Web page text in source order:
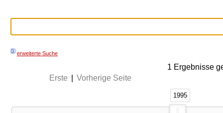
erweiterte Suche
1 Ergebnisse
Erste
Vorherige Seite
1995
1995